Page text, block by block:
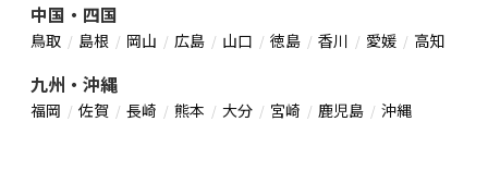
中国・四国
鳥取 島根 岡山 広島 山口 徳島 香川 愛媛 高知
九州・沖縄
福岡 佐賀 長崎 熊本 大分 宮崎 鹿児島 沖縄